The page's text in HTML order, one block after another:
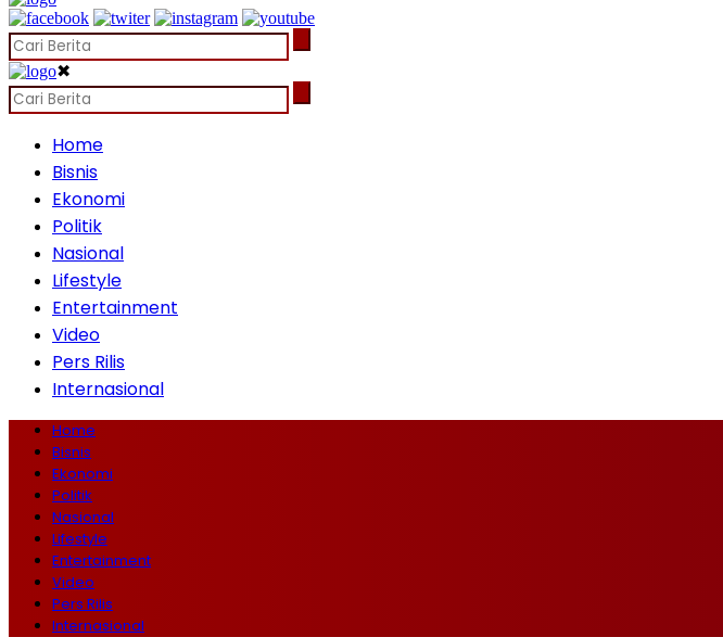
✖
Home
Bisnis
Ekonomi
Politik
Nasional
Lifestyle
Entertainment
Video
Pers Rilis
Internasional
Home
Bisnis
Ekonomi
Politik
Nasional
Lifestyle
Entertainment
Video
Pers Rilis
Internasional